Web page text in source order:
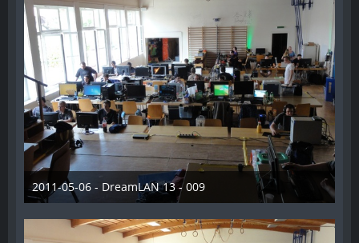
2011-05-06 - DreamLAN 13 - 009
28. Dezember 2012